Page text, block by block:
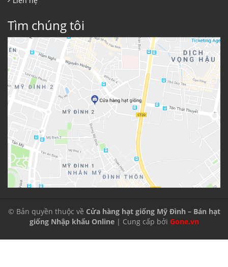
Tìm chúng tôi
© Bản quyền thuộc về Cửa hàng hạt giống Mỹ Đình – Bán hạt
giống Nhập khẩu Online| Cung cấp bởi Gone.vn